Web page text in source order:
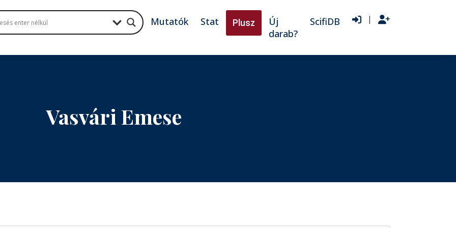
Mutatók Stat Plusz
Új
darab?
ScifiDB |
Vasvári Emese